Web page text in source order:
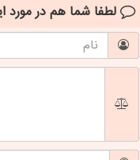
لطفا شما هم در